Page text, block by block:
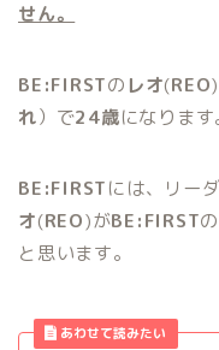
せん。
BE:FIRSTの レオ(REO
れ）で24歳になります
BE:FIRSTには、リー
オ(REO)がBE:FIRST
と思います。